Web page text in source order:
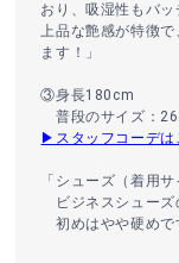
おり、吸湿性もバッ
上品な艶感が特徴
ます！」
③身長180cm
普段のサイズ：
▶スタッフコーデは
「シューズ（着用
ビジネスシュー
初めはやや硬めで